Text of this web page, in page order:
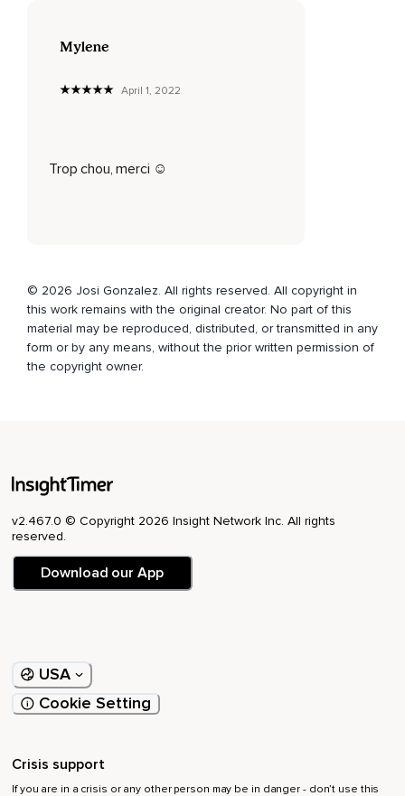
ton quotidien,
Qu'est-ce qui pourrait s'améliorer si tu t'ouvrais à la vie
Mais aussi depuis le cœur.
Essaye,
Essaye d'imaginer quels sont les changements qui
pourraient avoir lieu si ton attitude changeait.
Fais-les grandir,
Que tu puisses l'identifier à tout moment.
Imagine comment ta vie échangerait avec ces sentiments
de confiance,
De sécurité.
Du matin au soir ?
Je te laisse un moment pour visualiser les changements qui
Maintenant,
Tu vas toucher ton genou droit avec ta main et tu vas y
Mylene
April 1, 2022
Trop chou, merci ☺️
© 2026 Josi Gonzalez. All rights reserved. All copyright in
this work remains with the original creator. No part of this
material may be reproduced, distributed, or transmitted in any
form or by any means, without the prior written permission of
the copyright owner.
v2.467.0 © Copyright 2026 Insight Network Inc. All rights
reserved.
Download our App
USA
Cookie Setting
Crisis support
If you are in a crisis or any other person may be in danger - don’t use this